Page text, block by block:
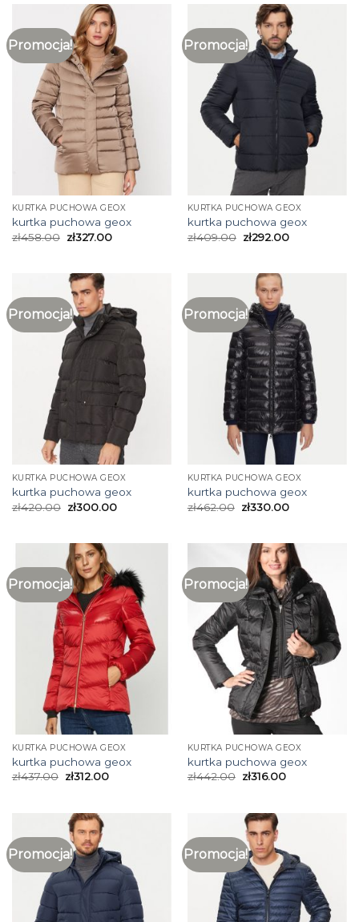
Promocja!
KURTKA PUCHOWA GEOX
kurtka puchowa geox
zł458.00 zł327.00
Promocja!
KURTKA PUCHOWA GEOX
kurtka puchowa geox
zł409.00 zł292.00
Promocja!
KURTKA PUCHOWA GEOX
kurtka puchowa geox
zł420.00 zł300.00
Promocja!
KURTKA PUCHOWA GEOX
kurtka puchowa geox
zł462.00 zł330.00
Promocja!
KURTKA PUCHOWA GEOX
kurtka puchowa geox
zł437.00 zł312.00
Promocja!
KURTKA PUCHOWA GEOX
kurtka puchowa geox
zł442.00 zł316.00
Promocja! Promocja!